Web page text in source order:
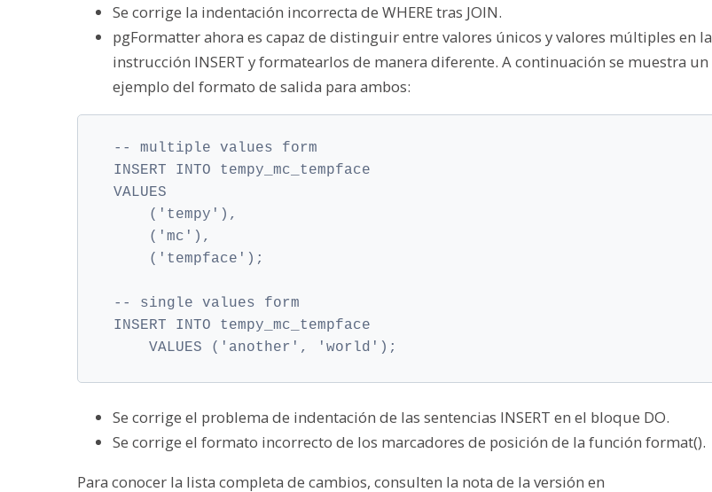
Se corrige la indentación incorrecta de WHERE tras JOIN.
pgFormatter ahora es capaz de distinguir entre valores únicos y valores múltiples en la
instrucción INSERT y formatearlos de manera diferente. A continuación se muestra un
ejemplo del formato de salida para ambos:
-- multiple values form
INSERT INTO tempy_mc_tempface
VALUES
('tempy'),
('mc'),
('tempface');
-- single values form
INSERT INTO tempy_mc_tempface
VALUES ('another', 'world');
Se corrige el problema de indentación de las sentencias INSERT en el bloque DO.
Se corrige el formato incorrecto de los marcadores de posición de la función format().
Para conocer la lista completa de cambios, consulten la nota de la versión en